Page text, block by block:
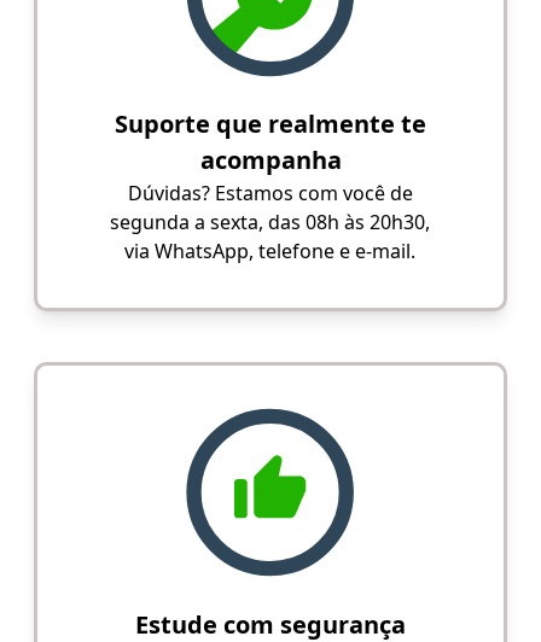
Suporte que realmente te
acompanha
Dúvidas? Estamos com você de
segunda a sexta, das 08h às 20h30,
via WhatsApp, telefone e e-mail.
Estude com segurança